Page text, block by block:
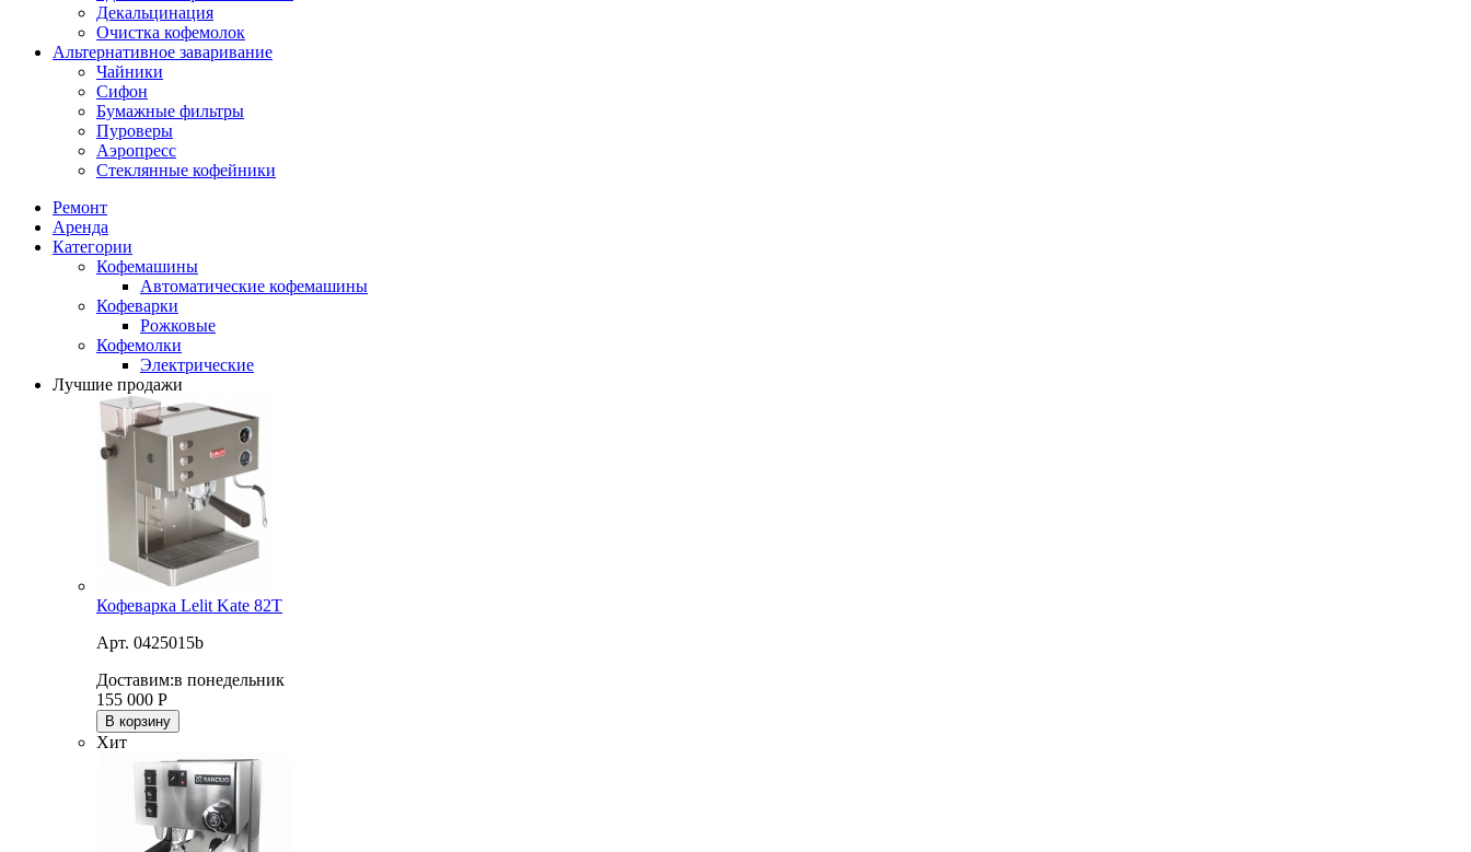
Декальцинация
Очистка кофемолок
Альтернативное заваривание
Чайники
Сифон
Бумажные фильтры
Пуроверы
Аэропресс
Стеклянные кофейники
Ремонт
Аренда
Категории
Кофемашины
Автоматические кофемашины
Кофеварки
Рожковые
Кофемолки
Электрические
Лучшие продажи
Кофеварка Lelit Kate 82T
Арт. 0425015b
Доставим:в понедельник
155 000 Р
В корзину
Хит